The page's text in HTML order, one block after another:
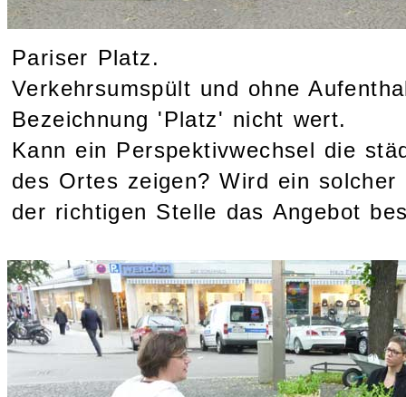
Pariser Platz.
Verkehrsumspült und ohne
Bezeichnung 'Platz' nicht wert.
Kann ein Perspektivwechsel die
des Ortes zeigen? Wird ein
der richtigen Stelle das Angebot